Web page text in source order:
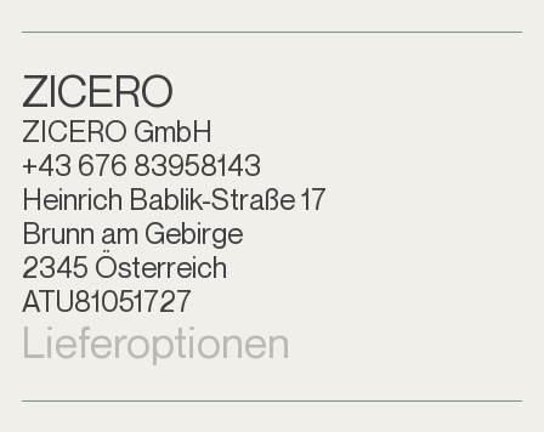
ZICERO
ZICERO GmbH
+43 676 83958143
Heinrich Bablik-Straße 17
Brunn am Gebirge
2345 Österreich
ATU81051727
Lieferoptionen